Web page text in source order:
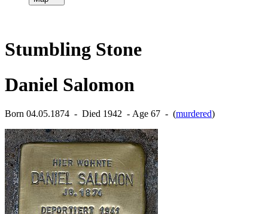
Stumbling Stone
Daniel Salomon
Born 04.05.1874 ‐ Died 1942 ‐ Age 67 ‐ (murdered)